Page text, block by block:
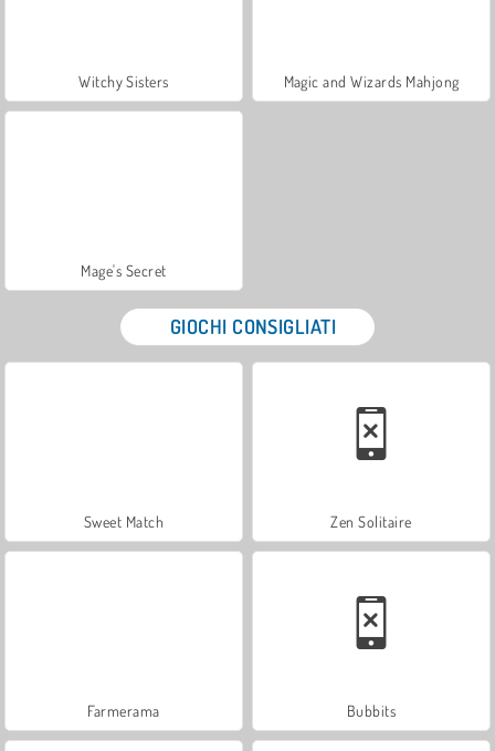
Witchy Sisters Magic and Wizards Mahjong
Mage's Secret
GIOCHI CONSIGLIATI
Sweet Match Zen Solitaire
Farmerama Bubbits